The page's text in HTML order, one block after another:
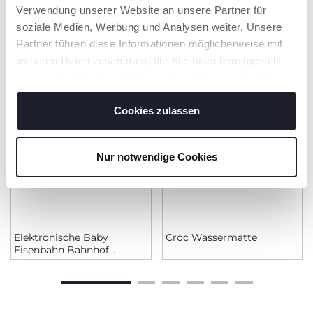
Verwendung unserer Website an unsere Partner für
soziale Medien, Werbung und Analysen weiter. Unsere
Partner führen diese Informationen möglicherweise mit
weiteren Daten zusammen, die Sie ihnen bereitgestellt
haben oder die sie im Rahmen Ihrer Nutzung der Dienste
gesammelt haben.
Cookies zulassen
Nur notwendige Cookies
PRODUKTE, DIE SIE INTERESSIEREN
KÖNNTEN
Elektronische Baby
Eisenbahn Bahnhof
Spielset Zug
Croc Wassermatte